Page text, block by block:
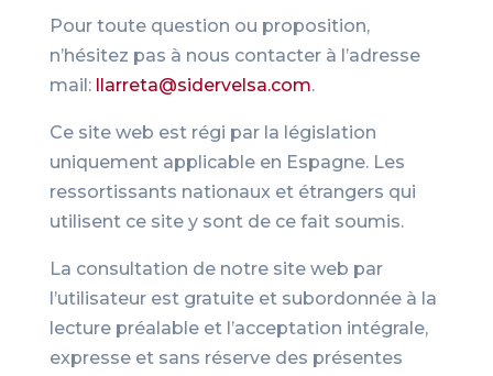
Pour toute question ou proposition,
n’hésitez pas à nous contacter à l’adresse
mail: llarreta@sidervelsa.com.
Ce site web est régi par la législation
uniquement applicable en Espagne. Les
ressortissants nationaux et étrangers qui
utilisent ce site y sont de ce fait soumis.
La consultation de notre site web par
l’utilisateur est gratuite et subordonnée à la
lecture préalable et l’acceptation intégrale,
expresse et sans réserve des présentes